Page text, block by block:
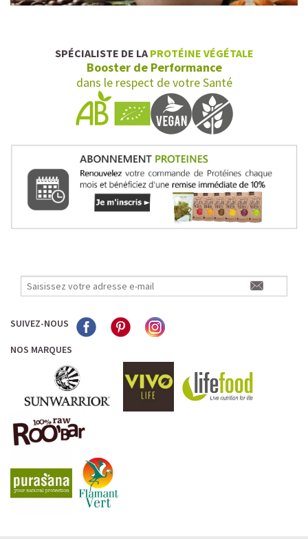
SPÉCIALISTE DE LA PROTÉINE VÉGÉTALE
Booster de Performance
dans le respect de votre Santé
SUIVEZ-NOUS
NOS MARQUES